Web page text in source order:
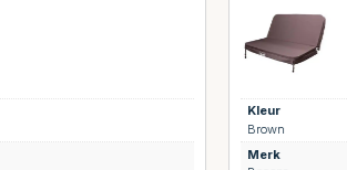
694,98